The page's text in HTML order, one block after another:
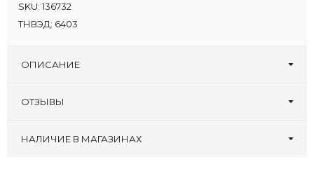
SKU: 136732
ТНВЭД: 6403
ОПИСАНИЕ
ОТЗЫВЫ
Оставьте первый отзыв!
НАЛИЧИЕ В МАГАЗИНАХ